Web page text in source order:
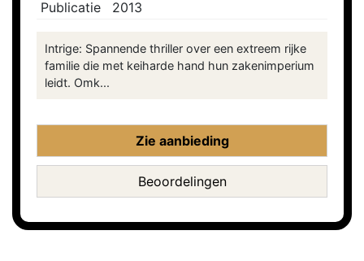
Publicatie 2013
Intrige: Spannende thriller over een extreem rijke
familie die met keiharde hand hun zakenimperium
leidt. Omk...
Zie aanbieding
Beoordelingen